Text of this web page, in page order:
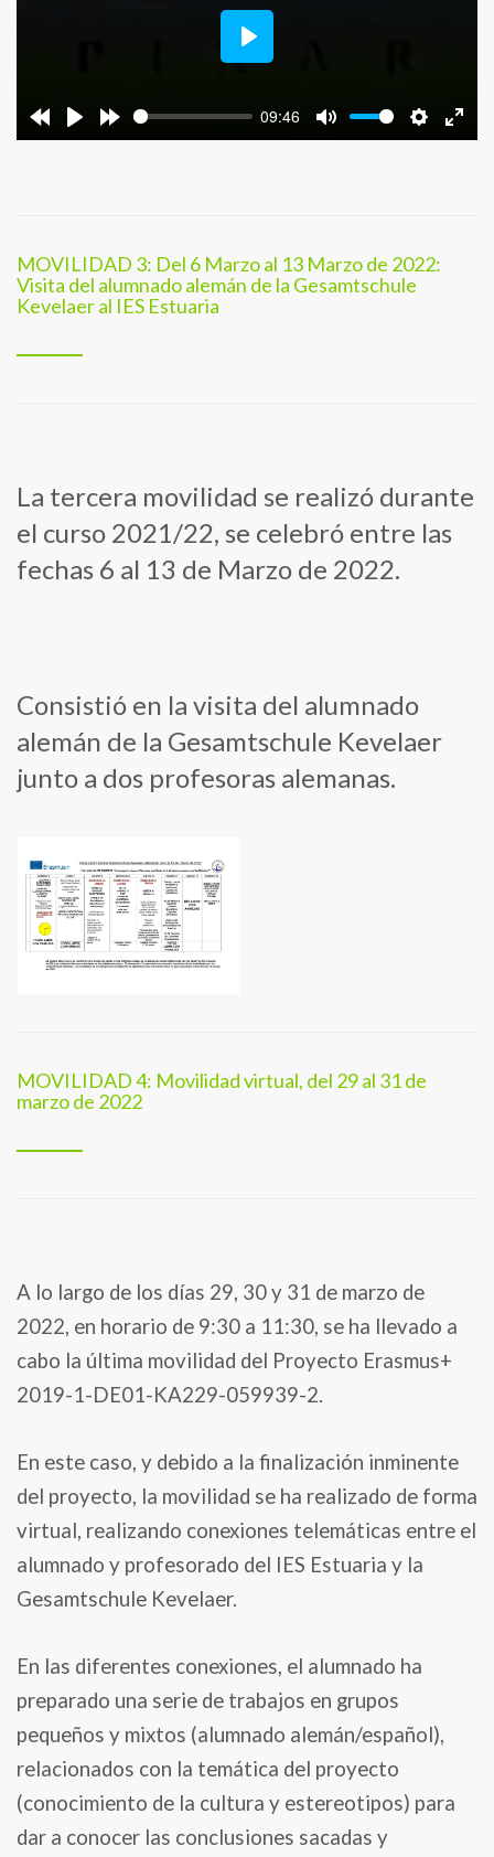
09:46
Play
MOVILIDAD 3: Del 6 Marzo al 13 Marzo de 2022:
Visita del alumnado alemán de la Gesamtschule
Kevelaer al IES Estuaria
La tercera movilidad se realizó durante
el curso 2021/22, se celebró entre las
fechas 6 al 13 de Marzo de 2022.
Consistió en la visita del alumnado
alemán de la Gesamtschule Kevelaer
junto a dos profesoras alemanas.
MOVILIDAD 4: Movilidad virtual, del 29 al 31 de
marzo de 2022
A lo largo de los días 29, 30 y 31 de marzo de
2022, en horario de 9:30 a 11:30, se ha llevado a
cabo la última movilidad del Proyecto Erasmus+
2019-1-DE01-KA229-059939-2.
En este caso, y debido a la finalización inminente
del proyecto, la movilidad se ha realizado de forma
virtual, realizando conexiones telemáticas entre el
alumnado y profesorado del IES Estuaria y la
Gesamtschule Kevelaer.
En las diferentes conexiones, el alumnado ha
preparado una serie de trabajos en grupos
pequeños y mixtos (alumnado alemán/español),
relacionados con la temática del proyecto
(conocimiento de la cultura y estereotipos) para
dar a conocer las conclusiones sacadas y